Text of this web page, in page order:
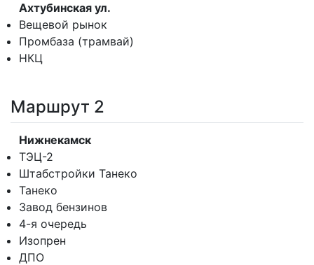
Ахтубинская ул.
Вещевой рынок
Промбаза (трамвай)
НКЦ
Маршрут 2
Нижнекамск
ТЭЦ-2
Штабстройки Танеко
Танеко
Завод бензинов
4-я очередь
Изопрен
ДПО